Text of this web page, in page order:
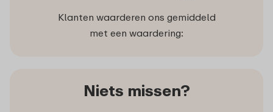
Klanten waarderen ons gemiddeld
met een waardering:
Niets missen?